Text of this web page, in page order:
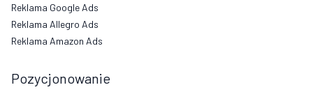
Reklama Google Ads
Reklama Allegro Ads
Reklama Amazon Ads
Pozycjonowanie